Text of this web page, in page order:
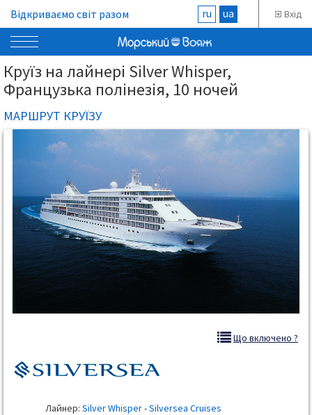
Відкриваємо світ разом ru ua Вхід
Круїз на лайнері Silver Whisper,
Французька полінезія, 10 ночей
МАРШРУТ КРУЇЗУ
Що включено ?
Лайнер: Silver Whisper-Silversea Cruises